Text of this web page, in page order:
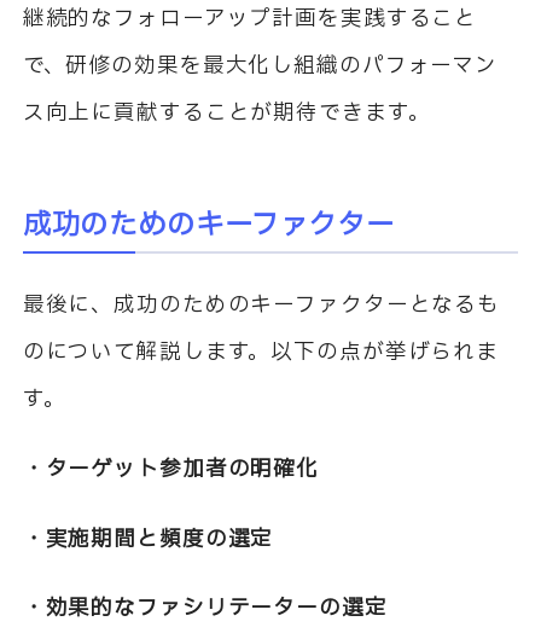
継続的なフォローアップ計画を実践すること
で、研修の効果を最大化し組織のパフォーマン
ス向上に貢献することが期待できます。
成功のためのキーファクター
最後に、成功のためのキーファクターとなるも
のについて解説します。以下の点が挙げられま
す。
・ターゲット参加者の明確化
・実施期間と頻度の選定
・効果的なファシリテーターの選定